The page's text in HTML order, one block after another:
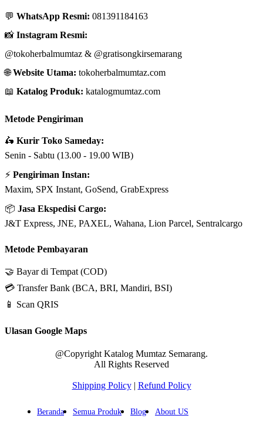
💬 WhatsApp Resmi: 081391184163
📸 Instagram Resmi:
@tokoherbalmumtaz & @gratisongkirsemarang
🌐Website Utama: tokoherbalmumtaz.com
📖 Katalog Produk: katalogmumtaz.com
Metode Pengiriman
🛵 Kurir Toko Sameday:
Senin - Sabtu (13.00 - 19.00 WIB)
⚡ Pengiriman Instan:
Maxim, SPX Instant, GoSend, GrabExpress
📦 Jasa Ekspedisi Cargo:
J&T Express, JNE, PAXEL, Wahana, Lion Parcel, Sentralcargo
Metode Pembayaran
🤝 Bayar di Tempat (COD)
💳 Transfer Bank (BCA, BRI, Mandiri, BSI)
📱 Scan QRIS
Ulasan Google Maps
@Copyright Katalog Mumtaz Semarang.
All Rights Reserved
Shipping Policy| Refund Policy
Beranda Semua Produk Blog About US